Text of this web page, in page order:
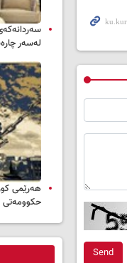
Send
له‌سه‌ر
هەرێمی
حکوومەتی